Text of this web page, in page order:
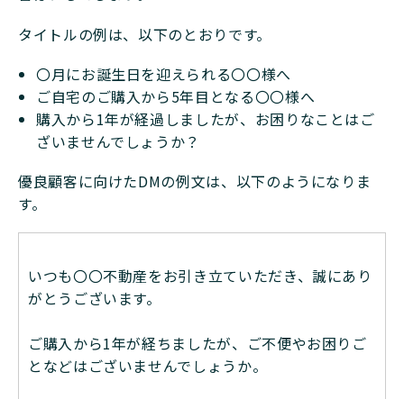
タイトルの例は、以下のとおりです。
〇月にお誕生日を迎えられる〇〇様へ
ご自宅のご購入から5年目となる〇〇様へ
購入から1年が経過しましたが、お困りなことはご
ざいませんでしょうか？
優良顧客に向けたDMの例文は、以下のようになりま
す。
いつも〇〇不動産をお引き立ていただき、誠にあり
がとうございます。
ご購入から1年が経ちましたが、ご不便やお困りご
となどはございませんでしょうか。